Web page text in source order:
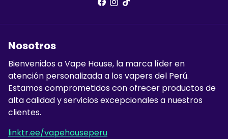
Nosotros
Bienvenidos a Vape House, la marca líder en
atención personalizada a los vapers del Perú.
Estamos comprometidos con ofrecer productos de
alta calidad y servicios excepcionales a nuestros
clientes.
linktr.ee/vapehouseperu